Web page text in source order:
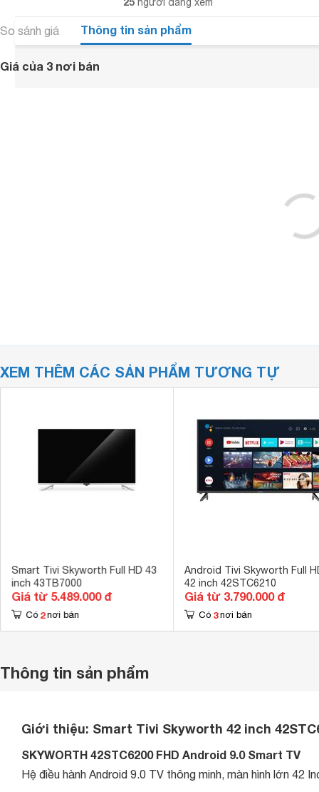
So sánh giá Thông tin sản phẩm
Giá của 3 nơi bán
XEM THÊM CÁC SẢN PHẨM TƯƠNG TỰ
Smart Tivi Skyworth Full HD 43
inch 43TB7000
Giá từ 5.489.000 đ
Có 2 nơi bán
Android Tivi Skyworth Full
42 inch 42STC6210
Giá từ 3.790.000 đ
Có 3 nơi bán
Thông tin sản phẩm
Giới thiệu: Smart Tivi Skyworth 42 inch
SKYWORTH 42STC6200 FHD Android 9.0 Smart TV
Hệ điều hành Android 9.0 TV thông minh, màn hình lớn 42